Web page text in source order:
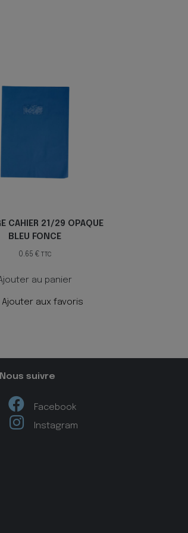
CAHIER 21/29 OPAQUE
BLEU FONCE
0.65 € TTC
au panier
Ajouter aux favoris
Nous suivre
Facebook
Instagram